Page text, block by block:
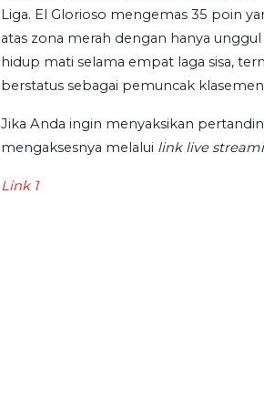
Liga. El Glorioso mengemas 35 poin
atas zona merah dengan hanya
hidup mati selama empat laga sisa,
berstatus sebagai pemuncak
Jika Anda ingin menyaksikan
mengaksesnya melalui link live
Link 1